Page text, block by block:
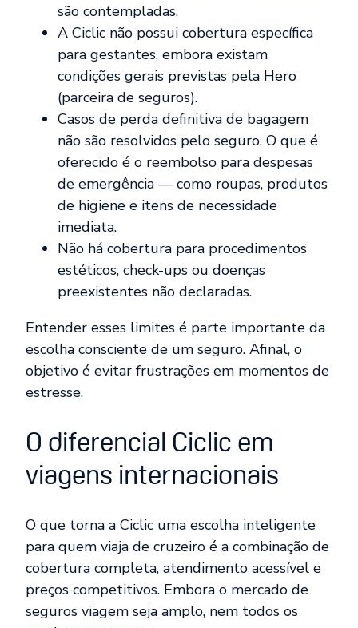
são contempladas.
A Ciclic não possui cobertura específica
para gestantes, embora existam
condições gerais previstas pela Hero
(parceira de seguros).
Casos de perda definitiva de bagagem
não são resolvidos pelo seguro. O que é
oferecido é o reembolso para despesas
de emergência — como roupas, produtos
de higiene e itens de necessidade
imediata.
Não há cobertura para procedimentos
estéticos, check-ups ou doenças
preexistentes não declaradas.
Entender esses limites é parte importante da
escolha consciente de um seguro. Afinal, o
objetivo é evitar frustrações em momentos de
estresse.
O diferencial Ciclic em
viagens internacionais
O que torna a Ciclic uma escolha inteligente
para quem viaja de cruzeiro é a combinação de
cobertura completa, atendimento acessível e
preços competitivos. Embora o mercado de
seguros viagem seja amplo, nem todos os